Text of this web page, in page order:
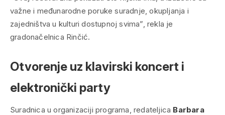
važne i međunarodne poruke suradnje, okupljanja i
zajedništva u kulturi dostupnoj svima”, rekla je
gradonačelnica Rinčić.
Otvorenje uz klavirski koncert i
elektronički party
Suradnica u organizaciji programa, redateljica Barbara